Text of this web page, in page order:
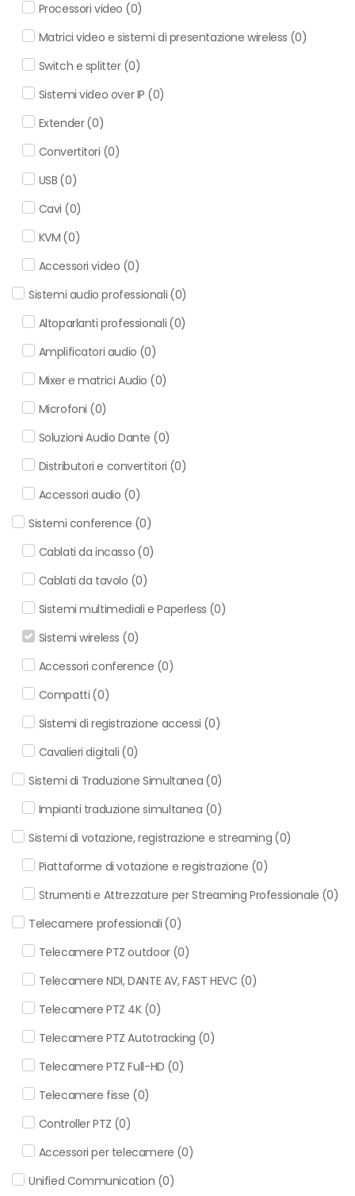
Processori video (0)
Matrici video e sistemi di presentazione wireless (0)
Switch e splitter (0)
Sistemi video over IP (0)
Extender(0)
Convertitori (0)
USB (0)
Cavi (0)
KVM (0)
Accessori video (0)
Sistemi audio professionali (0)
Altoparlanti professionali (0)
Amplificatori audio (0)
Mixer e matrici Audio (0)
Microfoni (0)
Soluzioni Audio Dante (0)
Distributori e convertitori (0)
Accessori audio (0)
Sistemi conference (0)
Cablati da incasso (0)
Cablati da tavolo (0)
Sistemi multimediali e Paperless (0)
Sistemi wireless (0)
Accessori conference (0)
Compatti (0)
Sistemi di registrazione accessi (0)
Cavalieri digitali (0)
Sistemi di Traduzione Simultanea (0)
Impianti traduzione simultanea (0)
Sistemi di votazione, registrazione e streaming (0)
Piattaforme di votazione e registrazione (0)
Strumenti e Attrezzature per Streaming Professionale (0)
Telecamere professionali (0)
Telecamere PTZ outdoor (0)
Telecamere NDI, DANTE AV, FAST HEVC (0)
Telecamere PTZ 4K (0)
Telecamere PTZ Autotracking (0)
Telecamere PTZ Full-HD (0)
Telecamere fisse (0)
Controller PTZ (0)
Accessori per telecamere (0)
Unified Communication (0)